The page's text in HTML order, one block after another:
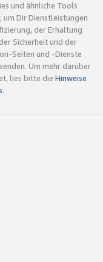
und ähnliche Tools
um Dir Dienstleistungen
der Erhaltung
Sicherheit und der
Seiten und -Dienste
Um mehr darüber
lies bitte die Hinweise
.